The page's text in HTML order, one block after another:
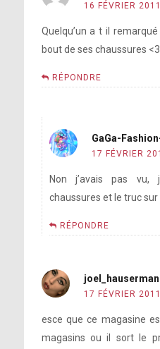
16 FÉVRIER
Quelqu’un a t il
bout de ses chaussures <3
RÉPONDRE
GaGa-
17 FÉVRIER
Non j’avais pas
chaussures et le truc sur
RÉPONDRE
joel_hauserman
17 FÉVRIER
esce que ce magasine
magasins ou il sort le